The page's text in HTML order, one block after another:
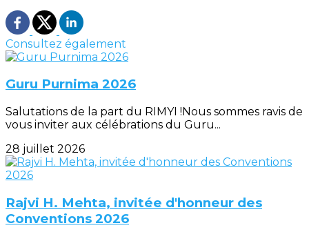
Consultez également
Guru Purnima 2026
Salutations de la part du RIMYI !Nous sommes ravis de
vous inviter aux célébrations du Guru...
28 juillet 2026
Rajvi H. Mehta, invitée d'honneur des
Conventions 2026